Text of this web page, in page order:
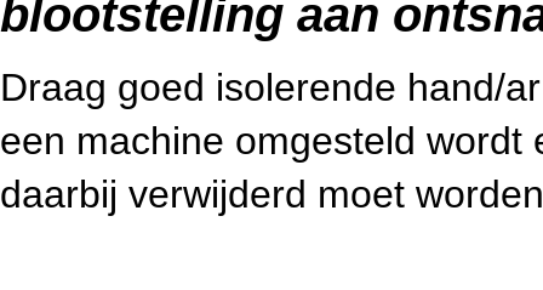
blootstelling aan
Draag goed isolerende hand/
een machine omgesteld
daarbij verwijderd moet